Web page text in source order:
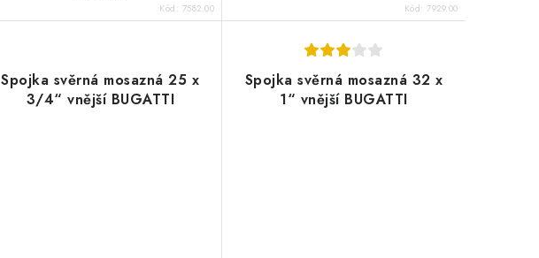
Kód: 7582.00 Kód:7929.00
Spojka svěrná mosazná 25 x
3/4“ vnější BUGATTI
Spojka svěrná mosazná 32 x
1“ vnější BUGATTI